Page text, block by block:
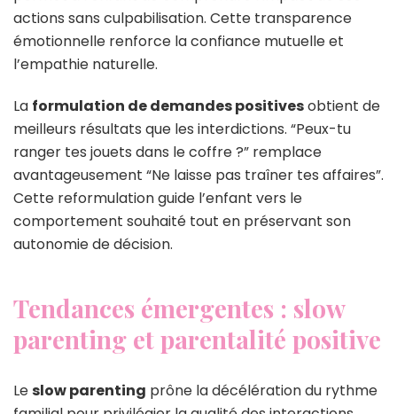
actions sans culpabilisation. Cette transparence
émotionnelle renforce la confiance mutuelle et
l’empathie naturelle.
La formulation de demandes positivesobtient de
meilleurs résultats que les interdictions. “Peux-tu
ranger tes jouets dans le coffre ?” remplace
avantageusement “Ne laisse pas traîner tes affaires”.
Cette reformulation guide l’enfant vers le
comportement souhaité tout en préservant son
autonomie de décision.
Tendances émergentes : slow
parenting et parentalité positive
Leslow parenting prône la décélération du rythme